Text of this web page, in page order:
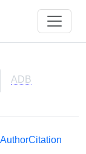
ADB
AuthorCitation